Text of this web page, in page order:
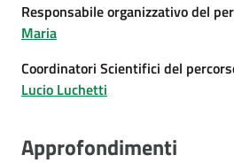
Responsabile organizzativo del
Maria
Coordinatori Scientifici del
Lucio Luchetti
Approfondimenti